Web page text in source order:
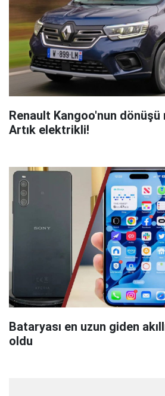
Renault Kangoo'nun
Artık elektrikli!
Bataryası en uzun giden
oldu